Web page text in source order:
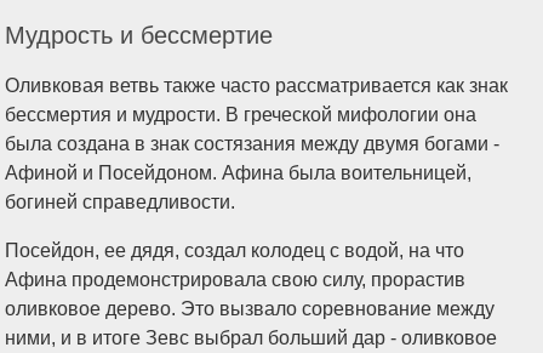
Мудрость и бессмертие
Оливковая ветвь также часто рассматривается как знак
бессмертия и мудрости. В греческой мифологии она
была создана в знак состязания между двумя богами -
Афиной и Посейдоном. Афина была воительницей,
богиней справедливости.
Посейдон, ее дядя, создал колодец с водой, на что
Афина продемонстрировала свою силу, прорастив
оливковое дерево. Это вызвало соревнование между
ними, и в итоге Зевс выбрал больший дар - оливковое